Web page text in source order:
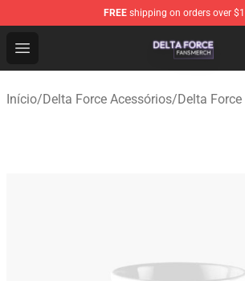
FREE shipping on orders over
Open menu
Delta Force Shop - Official Delta
Início/Delta Force Acessórios/Delta